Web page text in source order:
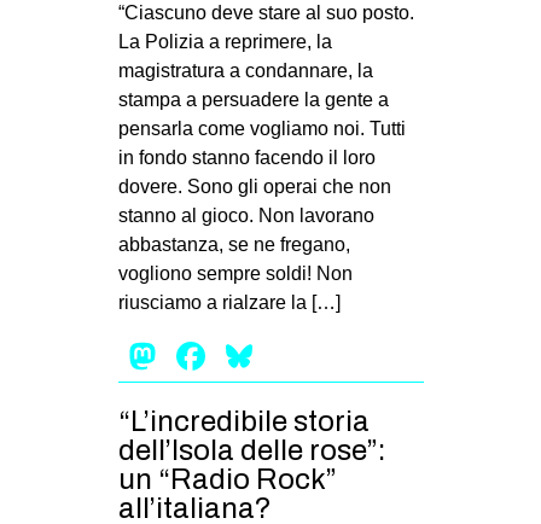
ESTREMO ORIENTE
EUROPA
MEDIO ORIENTE
MONDO
EVENTI
in
bsky
ms
“Ciascuno deve stare al suo posto.
La Polizia a reprimere, la
magistratura a condannare, la
stampa a persuadere la gente a
pensarla come vogliamo noi. Tutti
in fondo stanno facendo il loro
dovere. Sono gli operai che non
stanno al gioco. Non lavorano
abbastanza, se ne fregano,
vogliono sempre soldi! Non
riusciamo a rialzare la […]
Mastodon
Facebook
“L’incredibile storia
dell’Isola delle rose”:
un “Radio Rock”
all’italiana?